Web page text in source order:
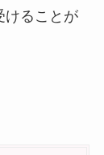
けることが